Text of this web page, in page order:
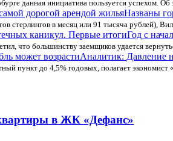
данная инициатива пользуется успехом.
Названы
стерлингов в месяц или 91 тысяча рублей),
Год с
что большинству заемщиков удается
Аналитик: Давление
пункт до 4,5% годовых, полагает
в ЖК «Дефанс»